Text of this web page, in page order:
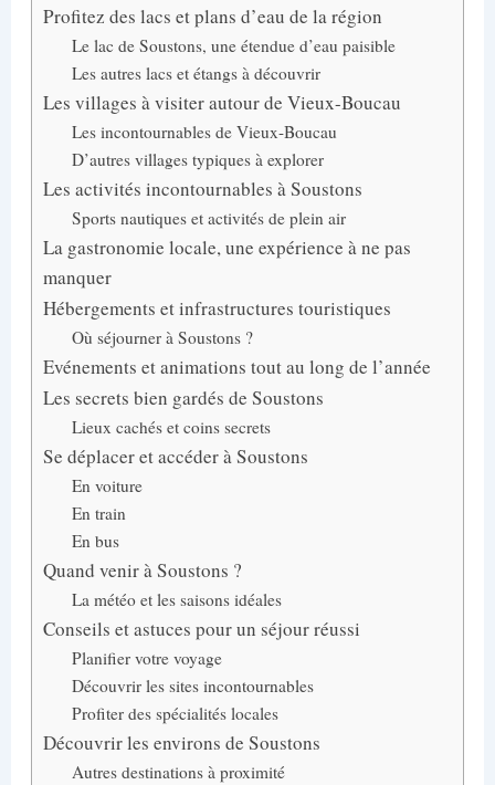
Profitez des lacs et plans d’eau de la région
Le lac de Soustons, une étendue d’eau paisible
Les autres lacs et étangs à découvrir
Les villages à visiter autour de Vieux-Boucau
Les incontournables de Vieux-Boucau
D’autres villages typiques à explorer
Les activités incontournables à Soustons
Sports nautiques et activités de plein air
La gastronomie locale, une expérience à ne pas
manquer
Hébergements et infrastructures touristiques
Où séjourner à Soustons ?
Evénements et animations tout au long de l’année
Les secrets bien gardés de Soustons
Lieux cachés et coins secrets
Se déplacer et accéder à Soustons
En voiture
En train
En bus
Quand venir à Soustons ?
La météo et les saisons idéales
Conseils et astuces pour un séjour réussi
Planifier votre voyage
Découvrir les sites incontournables
Profiter des spécialités locales
Découvrir les environs de Soustons
Autres destinations à proximité